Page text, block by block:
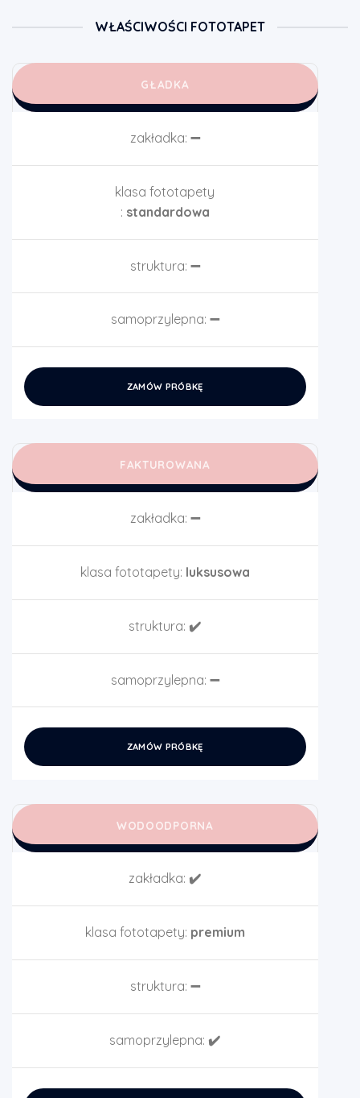
WŁAŚCIWOŚCI FOTOTAPET
GŁADKA
zakładka: ➖
klasa fototapety
: standardowa
struktura: ➖
samoprzylepna: ➖
ZAMÓW PRÓBKĘ
FAKTUROWANA
zakładka: ➖
klasa fototapety: luksusowa
struktura: ✔️
samoprzylepna: ➖
ZAMÓW PRÓBKĘ
WODOODPORNA
zakładka: ✔️
klasa fototapety: premium
struktura: ➖
samoprzylepna: ✔️